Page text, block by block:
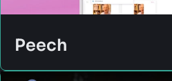
Peech